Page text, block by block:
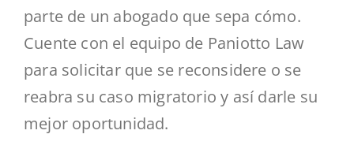
parte de un abogado que sepa cómo.
Cuente con el equipo de Paniotto Law
para solicitar que se reconsidere o se
reabra su caso migratorio y así darle su
mejor oportunidad.